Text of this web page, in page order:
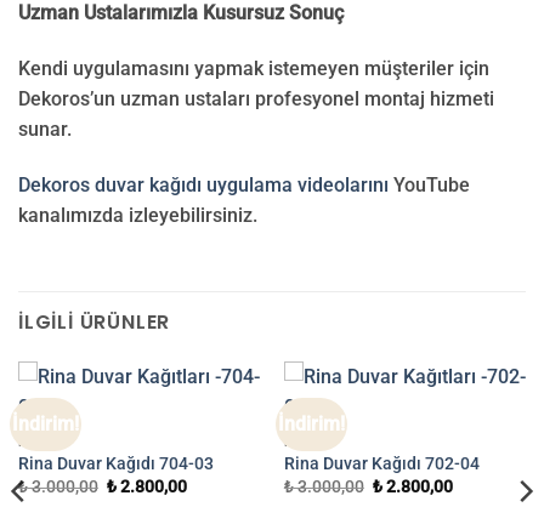
Uzman Ustalarımızla Kusursuz Sonuç
Kendi uygulamasını yapmak istemeyen müşteriler için
Dekoros’un uzman ustaları profesyonel montaj hizmeti
sunar.
Dekoros duvar kağıdı uygulama videolarını YouTube
kanalımızda izleyebilirsiniz.
İLGILI ÜRÜNLER
İndirim!
RINA
Rina Duvar Kağıdı 704-03
₺3.000,00 Orijinal
₺2.800,00Şu
İndirim!
RINA
Rina Duvar Kağıdı 702-04
₺3.000,00 Orijinal
₺2.800,00Şu